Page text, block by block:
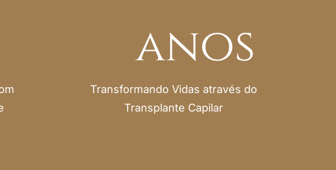
anos
Transformando Vidas através do
Transplante Capilar